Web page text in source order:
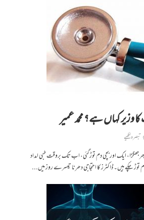
وزیر کہاں ہے؟ محمد عمیر
تبصرہ لکھیے
جھگڑا، ایک اور بچی دم توڑ گئی، اب تک بروقت طبی امداد